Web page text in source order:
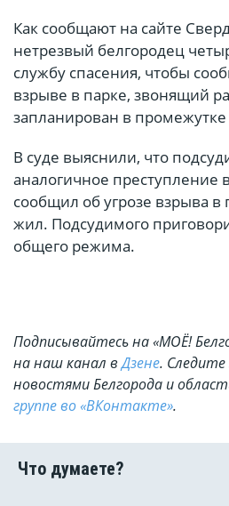
Как сообщают на сайте
нетрезвый белгородец
службу спасения, чтобы
взрыве в парке, звонящий
запланирован в промежутке
В суде выяснили, что
аналогичное преступление
сообщил об угрозе взрыва в
жил. Подсудимого
общего режима.
Подписывайтесь на «МОЁ!
на наш канал вДзене.
новостями Белгорода и
группе во «ВКонтакте».